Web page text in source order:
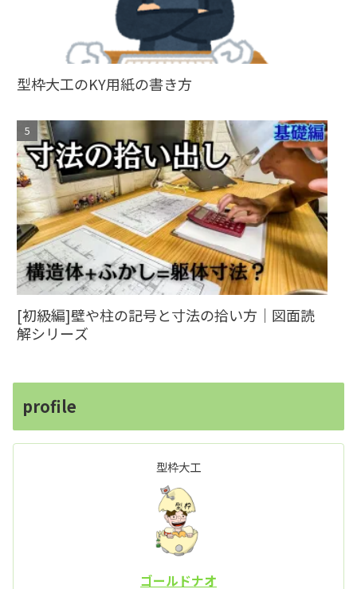
型枠大工のKY用紙の書き方
[初級編]壁や柱の記号と寸法の拾い方｜図面読
解シリーズ
profile
型枠大工
ゴールドナオ